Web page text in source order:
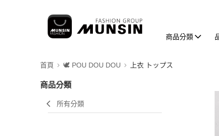
商品分類
首頁 🕊️ POU DOU DOU 上衣 トップス
商品分類
所有分類